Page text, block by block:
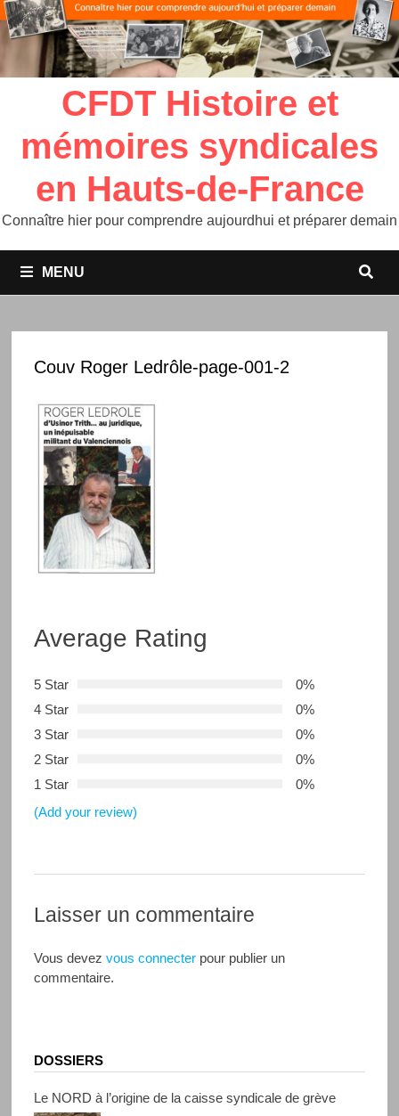
CFDT Histoire et
mémoires syndicales
en Hauts-de-France
Connaître hier pour comprendre aujourdhui et préparer demain
MENU
Couv Roger Ledrôle-page-001-2
Average Rating
5 Star
0%
4 Star
0%
3 Star
0%
2 Star
0%
1 Star
0%
(Add your review)
Laisser un commentaire
Vous devez vous connecterpour publier un
commentaire.
DOSSIERS
Le NORD à l’origine de la caisse syndicale de grève